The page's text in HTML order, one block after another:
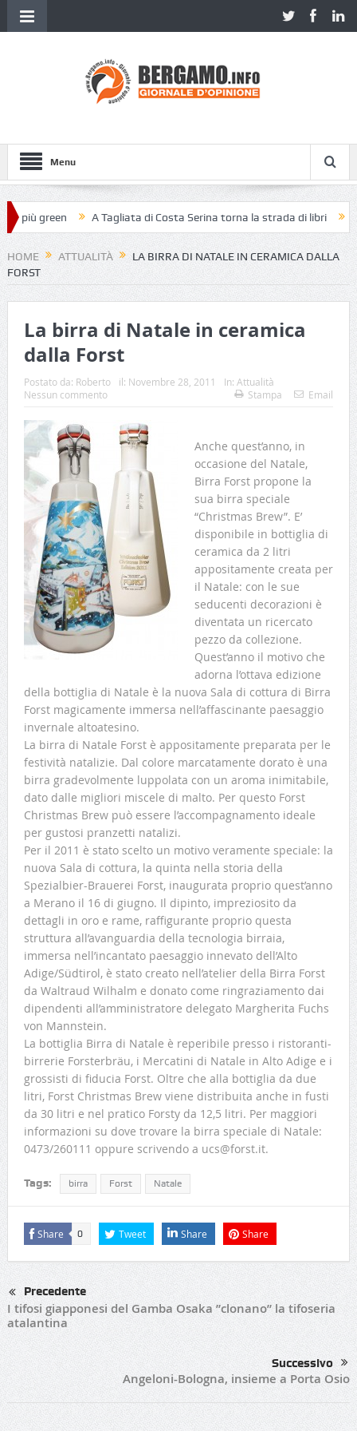
Menu
green A Tagliata di Costa Serina torna la strada di libri
HOME ATTUALITÀ
LA BIRRA DI NATALE IN CERAMICA DALLA
FORST
La birra di Natale in ceramica
dalla Forst
Postato da: Roberto il: Novembre 28, 2011 In: Attualità
Nessun commento
Stampa Email
Anche quest’anno, in
occasione del Natale,
Birra Forst propone la
sua birra speciale
“Christmas Brew”. E’
disponibile in bottiglia di
ceramica da 2 litri
appositamente creata per
il Natale: con le sue
seducenti decorazioni è
diventata un ricercato
pezzo da collezione.
Quest’anno il motivo che
adorna l’ottava edizione
della bottiglia di Natale è la nuova Sala di cottura di Birra
Forst magicamente immersa nell’affascinante paesaggio
invernale altoatesino.
La birra di Natale Forst è appositamente preparata per le
festività natalizie. Dal colore marcatamente dorato è una
birra gradevolmente luppolata con un aroma inimitabile,
dato dalle migliori miscele di malto. Per questo Forst
Christmas Brew può essere l’accompagnamento ideale
per gustosi pranzetti natalizi.
Per il 2011 è stato scelto un motivo veramente speciale: la
nuova Sala di cottura, la quinta nella storia della
Spezialbier-Brauerei Forst, inaugurata proprio quest’anno
a Merano il 16 di giugno. Il dipinto, impreziosito da
dettagli in oro e rame, raffigurante proprio questa
struttura all’avanguardia della tecnologia birraia,
immersa nell’incantato paesaggio innevato dell’Alto
Adige/Südtirol, è stato creato nell’atelier della Birra Forst
da Waltraud Wilhalm e donato come ringraziamento dai
dipendenti all’amministratore delegato Margherita Fuchs
von Mannstein.
La bottiglia Birra di Natale è reperibile presso i ristoranti-
birrerie Forsterbräu, i Mercatini di Natale in Alto Adige e i
grossisti di fiducia Forst. Oltre che alla bottiglia da due
litri, Forst Christmas Brew viene distribuita anche in fusti
da 30 litri e nel pratico Forsty da 12,5 litri. Per maggiori
informazioni su dove trovare la birra speciale di Natale:
0473/260111 oppure scrivendo a ucs@forst.it.
Tags: birra Forst Natale
Share 0 Tweet Share Share
Precedente
I tifosi giapponesi del Gamba Osaka ”clonano” la tifoseria
atalantina
Successivo
Angeloni-Bologna, insieme a Porta Osio